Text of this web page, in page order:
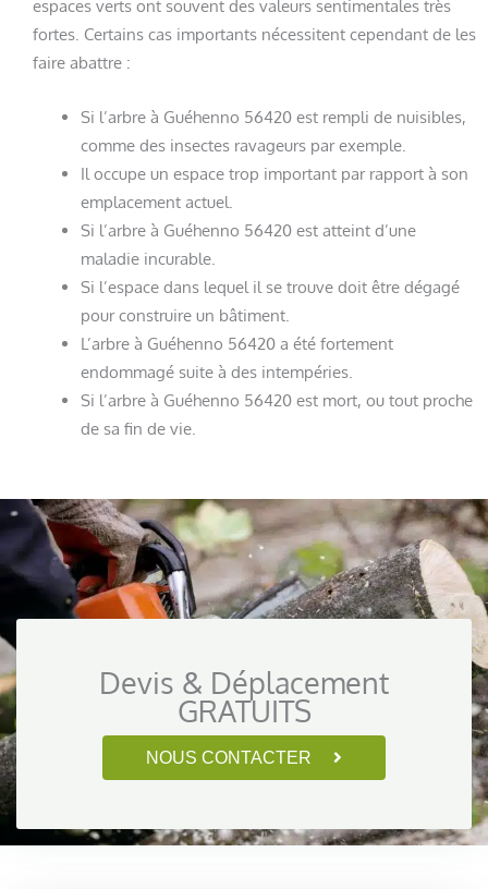
espaces verts ont souvent des valeurs sentimentales très
fortes. Certains cas importants nécessitent cependant de les
faire abattre :
Si l’arbre à Guéhenno 56420 est rempli de nuisibles,
comme des insectes ravageurs par exemple.
Il occupe un espace trop important par rapport à son
emplacement actuel.
Si l’arbre à Guéhenno 56420 est atteint d’une
maladie incurable.
Si l’espace dans lequel il se trouve doit être dégagé
pour construire un bâtiment.
L’arbre à Guéhenno 56420 a été fortement
endommagé suite à des intempéries.
Si l’arbre à Guéhenno 56420 est mort, ou tout proche
de sa fin de vie.
Devis & Déplacement
GRATUITS
NOUS CONTACTER